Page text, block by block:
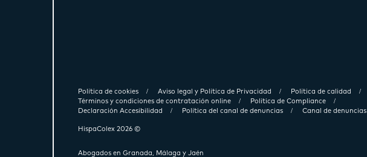
Política de cookies Aviso legal y Política de Privacidad
Política de calidad
Términos y condiciones de contratación online
Política de Compliance
Declaración Accesibilidad
Política del canal de denuncias Canal de denuncias
HispaColex 2026 ©
Abogados en Granada, Málaga y Jaén